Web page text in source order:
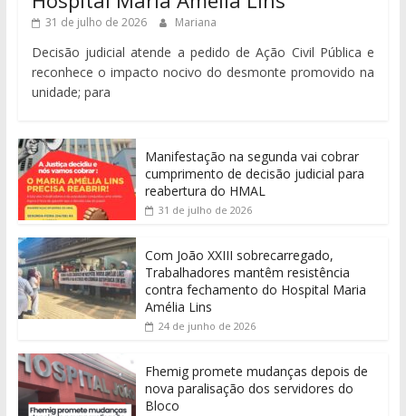
31 de julho de 2026 Mariana
Decisão judicial atende a pedido de Ação Civil Pública e
reconhece o impacto nocivo do desmonte promovido na
unidade; para
Manifestação na segunda vai cobrar
cumprimento de decisão judicial para
reabertura do HMAL
31 de julho de 2026
Com João XXIII sobrecarregado,
Trabalhadores mantêm resistência
contra fechamento do Hospital Maria
Amélia Lins
24 de junho de 2026
Fhemig promete mudanças depois de
nova paralisação dos servidores do
Bloco